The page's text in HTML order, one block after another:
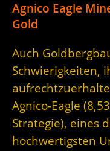
Agnico Eagle
Gold
Auch
Schwierigkeiten,
Agnico-Eagle
Strategie), eines
hochwertigsten